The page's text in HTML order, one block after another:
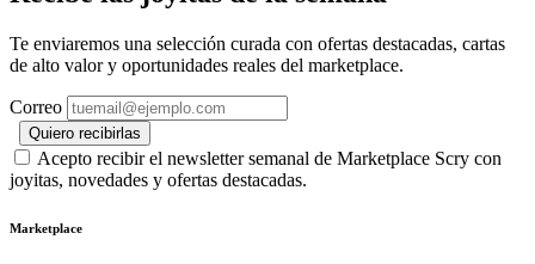
Te enviaremos una selección curada con ofertas destacadas, cartas
de alto valor y oportunidades reales del marketplace.
Correo
Quiero recibirlas
Acepto recibir el newsletter semanal de Marketplace Scry con
joyitas, novedades y ofertas destacadas.
Marketplace